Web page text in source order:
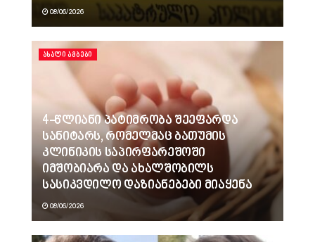
08/06/2026
ᲐᲮᲐᲚᲘ ᲐᲛᲑᲔᲑᲘ
4-წლიანი პატიმრობა შეეფარდა
სანიტარს, რომელმაც ბათუმის
კლინიკის საპირფარეშოში
იმშობიარა და ახალშობილს
სასიკვდილო დაზიანებები მიაყენა
08/06/2026